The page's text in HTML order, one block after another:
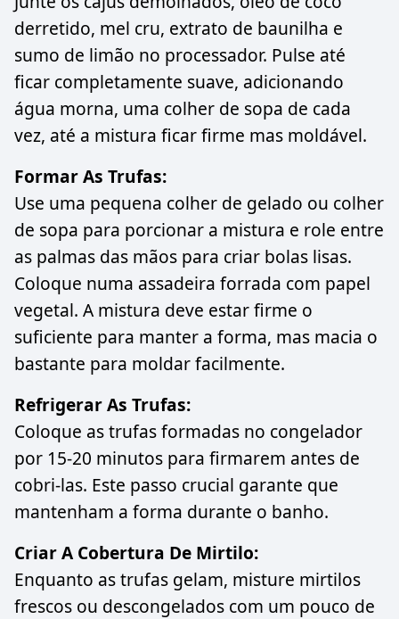
derretido, mel cru, extrato de baunilha e
sumo de limão no processador. Pulse até
ficar completamente suave, adicionando
água morna, uma colher de sopa de cada
vez, até a mistura ficar firme mas moldável.
Formar As Trufas:
Use uma pequena colher de gelado ou colher
de sopa para porcionar a mistura e role entre
as palmas das mãos para criar bolas lisas.
Coloque numa assadeira forrada com papel
vegetal. A mistura deve estar firme o
suficiente para manter a forma, mas macia o
bastante para moldar facilmente.
Refrigerar As Trufas:
Coloque as trufas formadas no congelador
por 15-20 minutos para firmarem antes de
cobri-las. Este passo crucial garante que
mantenham a forma durante o banho.
Criar A Cobertura De Mirtilo:
Enquanto as trufas gelam, misture mirtilos
frescos ou descongelados com um pouco de